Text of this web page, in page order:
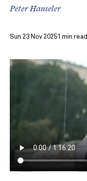
Peter Hanseler
Sun 23 Nov 20251 min read